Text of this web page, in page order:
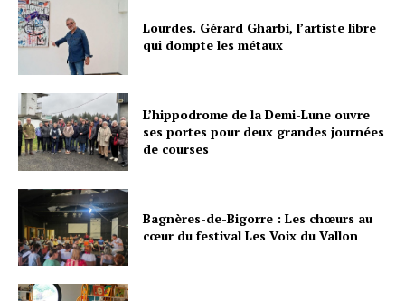
Lourdes. Gérard Gharbi, l’artiste libre
qui dompte les métaux
L’hippodrome de la Demi-Lune ouvre
ses portes pour deux grandes journées
de courses
Bagnères-de-Bigorre : Les chœurs au
cœur du festival Les Voix du Vallon